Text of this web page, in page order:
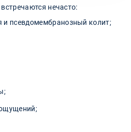
нечасто:
и псевдомембранозный колит;